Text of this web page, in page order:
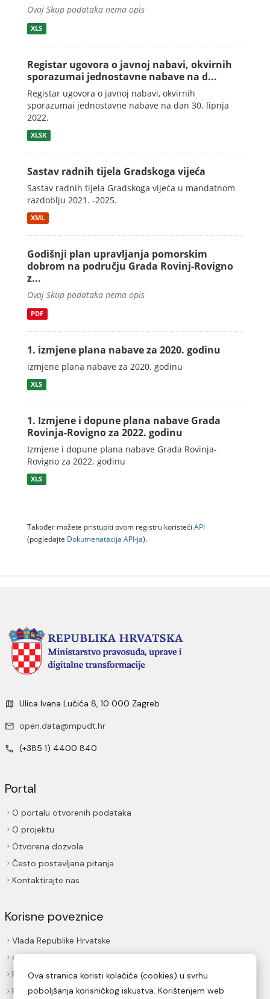
Ovaj Skup podataka nema opis
XLS
Registar ugovora o javnoj nabavi, okvirnih
sporazumai jednostavne nabave na d...
Registar ugovora o javnoj nabavi, okvirnih
sporazumai jednostavne nabave na dan 30. lipnja
2022.
XLSX
Sastav radnih tijela Gradskoga vijeća
Sastav radnih tijela Gradskoga vijeća u mandatnom
razdoblju 2021. -2025.
XML
Godišnji plan upravljanja pomorskim
dobrom na području Grada Rovinj-Rovigno
z...
Ovaj Skup podataka nema opis
PDF
1. izmjene plana nabave za 2020. godinu
izmjene plana nabave za 2020. godinu
XLS
1. Izmjene i dopune plana nabave Grada
Rovinja-Rovigno za 2022. godinu
Izmjene i dopune plana nabave Grada Rovinja-
Rovigno za 2022. godinu
XLS
Također možete pristupiti ovom registru koristeći API
(pogledajte Dokumenаtаcijа API-jа).